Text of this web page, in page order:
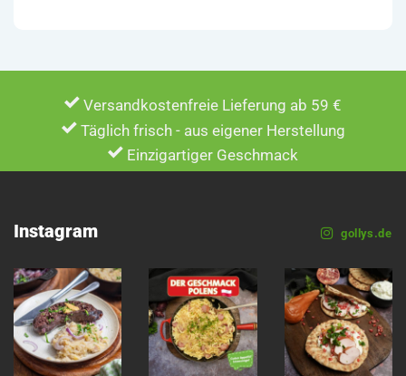
Versandkostenfreie Lieferung ab 59 €
Täglich frisch - aus eigener Herstellung
Einzigartiger Geschmack
Instagram gollys.de